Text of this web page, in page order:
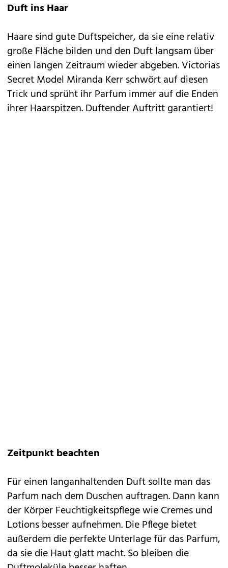
Duft ins Haar
Haare sind gute Duftspeicher, da sie eine relativ
große Fläche bilden und den Duft langsam über
einen langen Zeitraum wieder abgeben. Victorias
Secret Model Miranda Kerr schwört auf diesen
Trick und sprüht ihr Parfum immer auf die Enden
ihrer Haarspitzen. Duftender Auftritt garantiert!
Zeitpunkt beachten
Für einen langanhaltenden Duft sollte man das
Parfum nach dem Duschen auftragen. Dann kann
der Körper Feuchtigkeitspflege wie Cremes und
Lotions besser aufnehmen. Die Pflege bietet
außerdem die perfekte Unterlage für das Parfum,
da sie die Haut glatt macht. So bleiben die